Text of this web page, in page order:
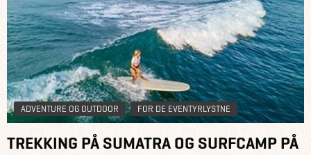
ADVENTURE OG OUTDOOR FOR DE EVENTYRLYSTNE
TREKKING PÅ SUMATRA OG SURFCAMP PÅ